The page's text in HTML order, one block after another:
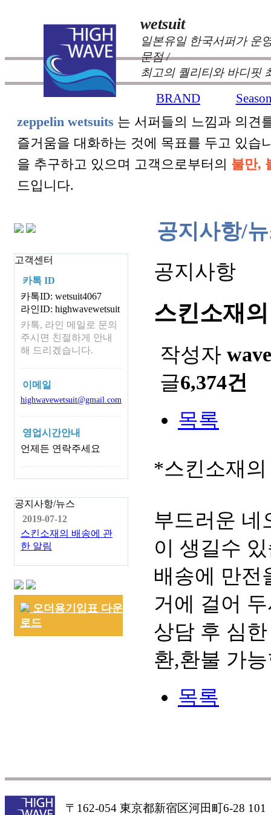
wetsuit
일본유일 한국서퍼가 운
문점 /
최고의 퀄리티와 바디핏
+
BRAND
+
zeppelin wetsuits 는 서퍼들의 느낌과 의견
즐거움을 대화하는 것에 목표를 두고 있
을 추구하고 있으며 고객으로부터의 불만,
드입니다.
고객센터
카톡 ID
카톡ID: wetsuit4067
라인ID: highwavewetsuit
카톡, 라인 메일로 문의
주시면 친절하게 안내
해 드리겠습니다.
이메일
highwavewetsuit@gmail.com
영업시간안내
언제든 연락주세요
공지사항/뉴스
2019-07-12
스킨소재의 배송에 관
한 알림
오더용기입표 다운
로드
공지사항/
공지사항
스킨소재
작성자 wave
글6,374건
목록
*스킨소재
부드러운 네
이 생길수
배송에 만전
거에 걸어
상담 후 심
환,환불 가
목록
〒162-054 東京都新宿区河田町6-28 101